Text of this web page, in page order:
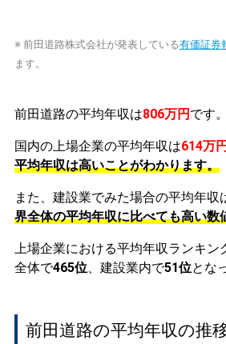
※ 前田道路株式会社が発表している有価証券
ます。
前田道路の平均年収は806万円 です。
国内の上場企業の平均年収は614万円
平均年収は高いことがわかります。
また、建設業でみた場合の平均年収
界全体の平均年収に比べても高い数
上場企業における平均年収ランキン
全体で465位、建設業内で51位とな
前田道路の平均年収の推